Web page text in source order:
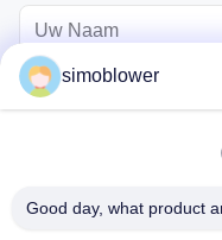
simoblower
Good day, what product